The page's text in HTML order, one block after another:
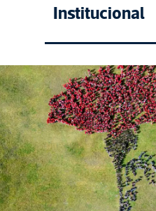
Institucional